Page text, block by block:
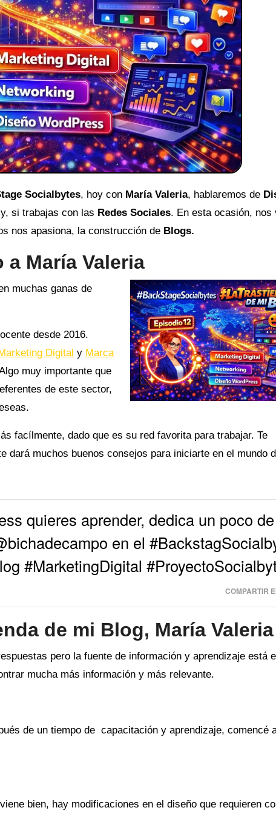
Socialbytes, hoy con María Valeria, hablaremos de
y, si trabajas con las Redes Sociales. En esta ocasión, nos
nos apasiona, la construcción de Blogs.
María Valeria
muchas ganas de
desde 2016.
Digital y Marca
muy importante que
de este sector,
facílmente, dado que es su red favorita para trabajar. Te
dará muchos buenos consejos para iniciarte en el mundo
quieres aprender, dedica un poco de
en el
#MarketingDigital
COMPARTIR
de mi Blog, María Valeria
pero la fuente de información y aprendizaje está
mucha más información y más relevante.
de un tiempo de capacitación y aprendizaje, comencé
bien, hay modificaciones en el diseño que requieren